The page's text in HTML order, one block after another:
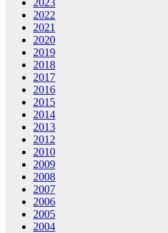
2022
2021
2020
2019
2018
2017
2016
2015
2014
2013
2012
2010
2009
2008
2007
2006
2005
2004